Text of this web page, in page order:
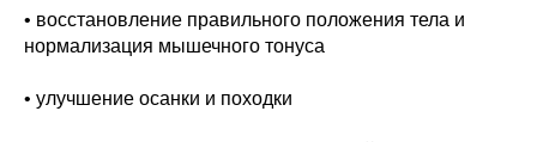
• восстановление правильного положения тела и
нормализация мышечного тонуса
• улучшение осанки и походки